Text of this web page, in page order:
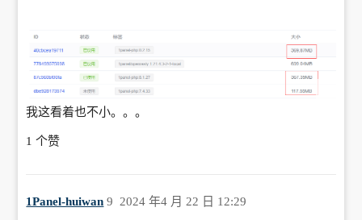
我这看着也不小。。。
1 个赞
1Panel-huiwan 2024 年4 月 22 日 12:29
9